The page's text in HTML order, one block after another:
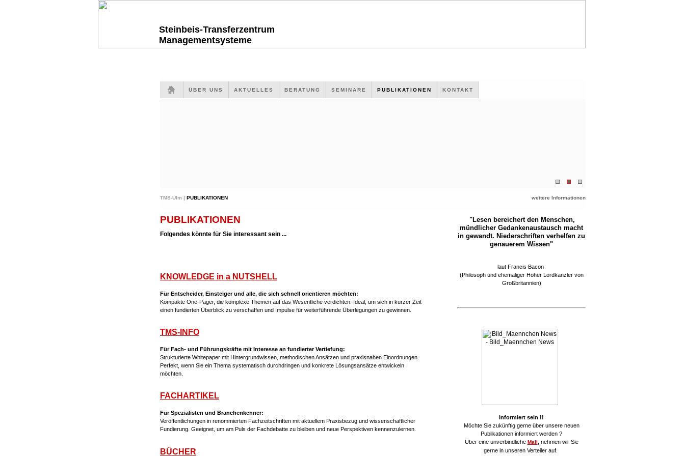
Steinbeis-Transferzentrum
Managementsysteme
ÜBER UNS AKTUELLES BERATUNG SEMINARE PUBLIKATIONEN KONTAKT
TMS-Ulm | PUBLIKATIONEN weitere Informationen
PUBLIKATIONEN
Folgendes könnte für Sie interessant sein ...
KNOWLEDGE in a NUTSHELL
Für Entscheider, Einsteiger und alle, die sich schnell orientieren möchten:
Kompakte One-Pager, die komplexe Themen auf das Wesentliche verdichten. Ideal, um sich in kurzer Zeit
einen fundierten Überblick zu verschaffen und Impulse für weiterführende Überlegungen zu gewinnen.
TMS-INFO
Für Fach- und Führungskräfte mit Interesse an fundierter Vertiefung:
Strukturierte Whitepaper mit Hintergrundwissen, methodischen Ansätzen und praxisnahen Einordnungen.
Perfekt, wenn Sie ein Thema systematisch durchdringen und konkrete Lösungsansätze entwickeln
möchten.
FACHARTIKEL
Für Spezialisten und Branchenkenner:
Veröffentlichungen in renommierten Fachzeitschriften mit aktuellem Praxisbezug und wissenschaftlicher
Fundierung. Geeignet, um am Puls der Fachdebatte zu bleiben und neue Perspektiven kennenzulernen.
BÜCHER
"Lesen bereichert den Menschen,
mündlicher Gedankenaustausch macht
in gewandt. Niederschriften verhelfen zu
genauerem Wissen"
laut Francis Bacon
(Philosoph und ehemaliger Hoher Lordkanzler von
Großbritannien)
Informiert sein !!
Möchte Sie zukünftig gerne über unsere neuen
Publikationen informiert werden ?
Über eine unverbindliche Mail , nehmen wir Sie
gerne in unseren Verteiler auf.